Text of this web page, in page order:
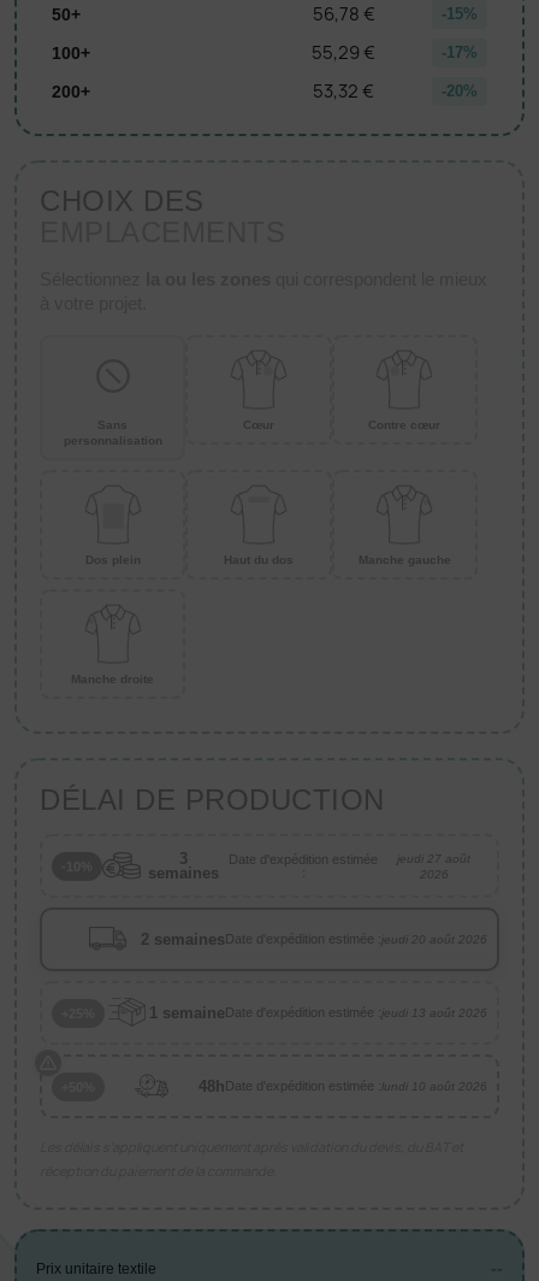
50+ 56,78 € -15%
100+ 55,29 € -17%
200+ 53,32 € -20%
CHOIX DES
Sans
personnalisation
Cœur Contre cœur
Dos plein Haut du dos Manche gauche
Manche droite
DÉLAI DE PRODUCTION
3
semaines
Date d'expédition estimée
:
jeudi 27 août
2026
2 semaines Date d'expédition estimée :jeudi 20 août 2026
1 semaine Date d'expédition estimée :jeudi 13 août 2026
48h Date d'expédition estimée :lundi 10 août 2026
Prix unitaire textile --